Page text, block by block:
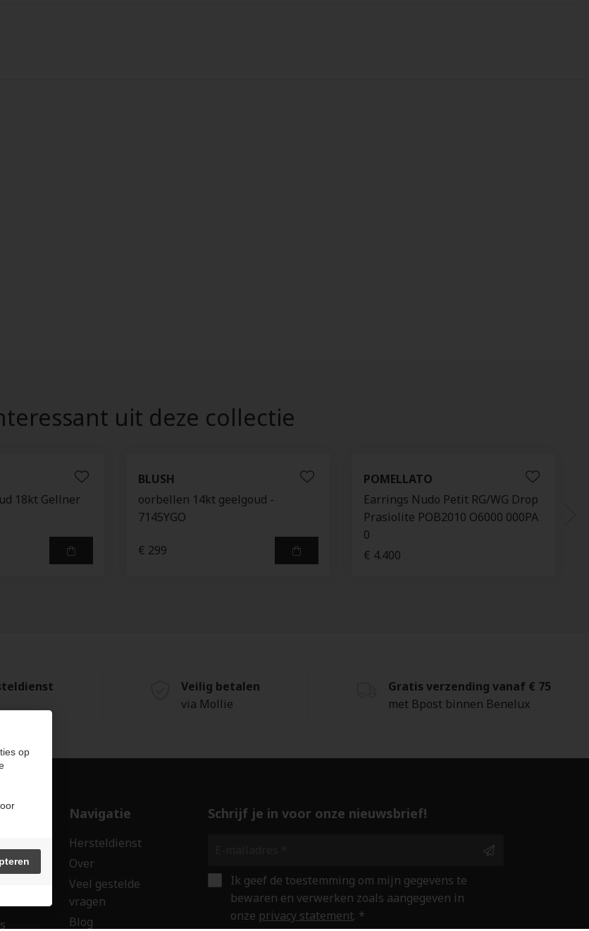
uit deze collectie
18kt Gellner
BLUSH
oorbellen 14kt geelgoud -
7145YGO
€ 299
POMELLATO
Earrings Nudo Petit RG/WG Drop
Prasiolite POB2010 O6000 000PA
0
€ 4.400
Veilig betalen
via Mollie
Gratis verzending vanaf € 75
met Bpost binnen Benelux
Navigatie
Hersteldienst
Over
Veel gestelde
vragen
Blog
Schrijf je in voor onze nieuwsbrief!
Ik geef de toestemming om mijn gegevens te
bewaren en verwerken zoals aangegeven in
onze privacy statement. *
op